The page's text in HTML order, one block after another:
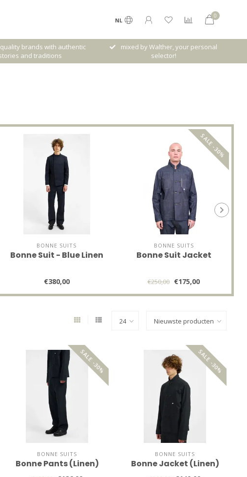
NL
0
mixed by Walther, your personal
selector!
Gratis verzenden vanaf € 120,- (NL)
BONNE SUITS
Bonne Suit - Blue Linen
€380,00
SALE -30%
BONNE SUITS
Bonne Suit Jacket
€250,00 €175,00
SALE -30%
BONNE SUITS
Bonne Pants (Linen)
SALE -30%
BONNE SUITS
Bonne Jacket (Linen)